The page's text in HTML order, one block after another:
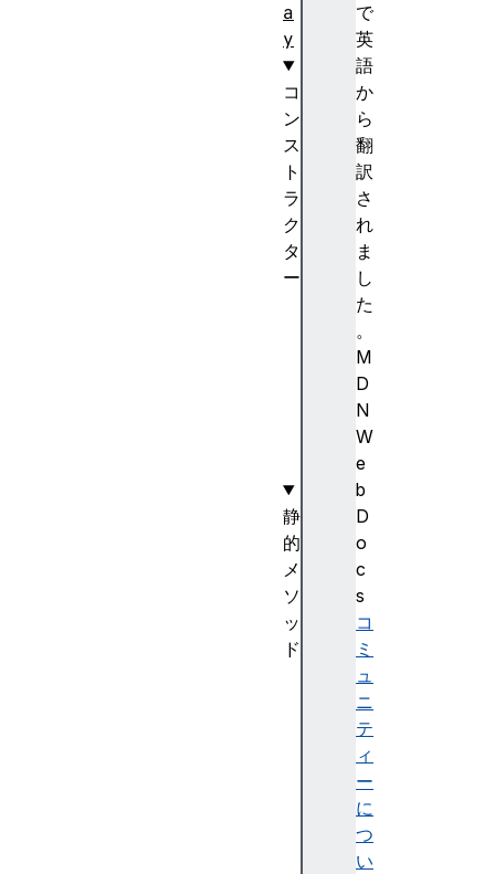
で
英
語
か
ら
翻
訳
さ
れ
ま
し
た
。
M
D
N
W
e
b
D
o
c
s
コ
ミ
ュ
ニ
テ
ィ
ー
に
つ
い
a
y
コ
ン
ス
ト
ラ
ク
タ
ー
静
的
メ
ソ
ッ
ド